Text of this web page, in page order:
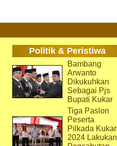
Politik & Peristiwa
Bambang
Arwanto
Dikukuhkan
Sebagai Pjs
Bupati Kukar
Tiga Paslon
Peserta
Pilkada Kukar
2024 Lakukan